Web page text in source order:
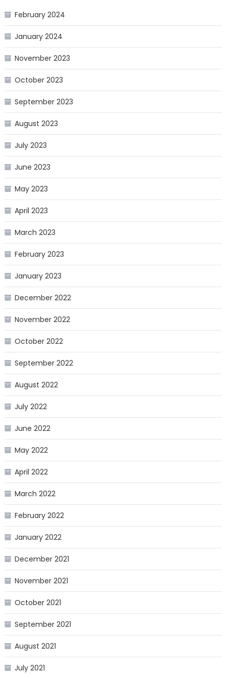
February 2024
January 2024
November 2023
October 2023
September 2023
August 2023
July 2023
June 2023
May 2023
April 2023
March 2023
February 2023
January 2023
December 2022
November 2022
October 2022
September 2022
August 2022
July 2022
June 2022
May 2022
April 2022
March 2022
February 2022
January 2022
December 2021
November 2021
October 2021
September 2021
August 2021
July 2021